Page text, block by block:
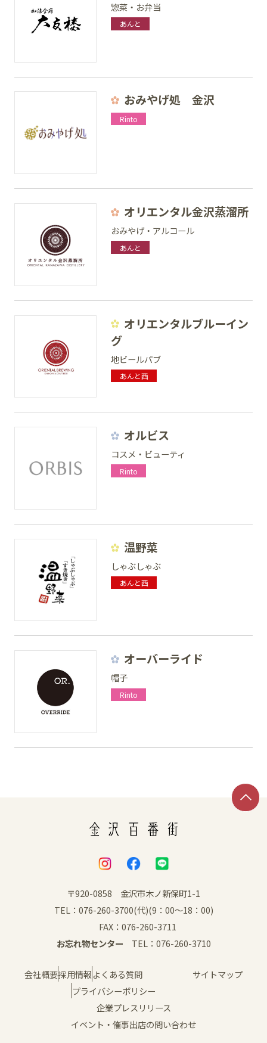
惣菜・お弁当
あんと
おみやげ処 金沢
Rinto
オリエンタル金沢蒸溜所
おみやげ・アルコール
あんと
オリエンタルブルーイン
グ
地ビールパブ
あんと西
オルビス
コスメ・ビューティ
Rinto
温野菜
しゃぶしゃぶ
あんと西
オーバーライド
帽子
Rinto
〒920-0858 金沢市木ノ新保町1-1
TEL：076-260-3700(代)(9：00～18：00)
FAX：076-260-3711
お忘れ物センター TEL：076-260-3710
会社概要採用情報よくある質問
サイトマップ
プライバシーポリシー
企業プレスリリース
イベント・催事出店の問い合わせ